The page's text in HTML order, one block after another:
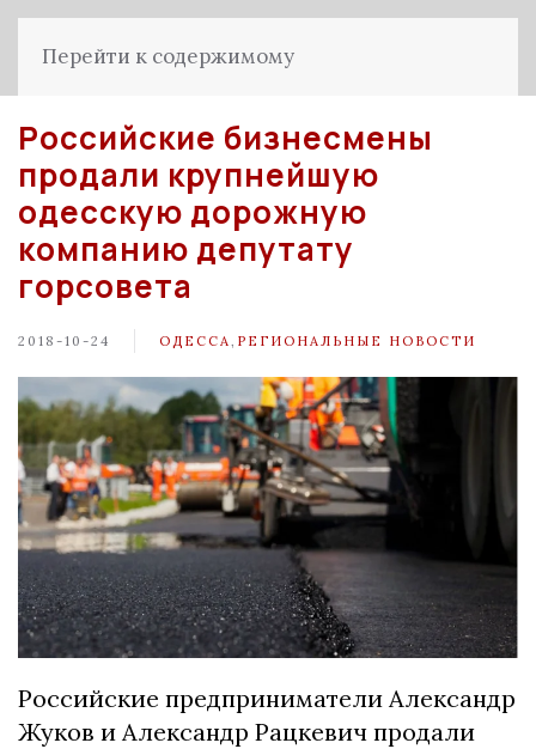
Перейти к содержимому
Российские бизнесмены
продали крупнейшую
одесскую дорожную
компанию депутату
горсовета
2018-10-24 ОДЕССА РЕГИОНАЛЬНЫЕ НОВОСТИ
Российские предприниматели Александр
Жуков и Александр Рацкевич продали